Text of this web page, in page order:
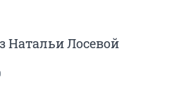
Натальи Лосевой